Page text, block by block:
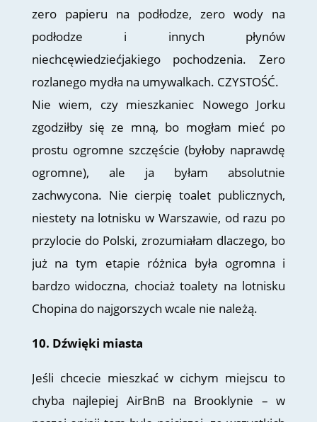
zero papieru na podłodze, zero wody na
podłodze i innych płynów
niechcęwiedziećjakiego pochodzenia. Zero
rozlanego mydła na umywalkach. CZYSTOŚĆ.
Nie wiem, czy mieszkaniec Nowego Jorku
zgodziłby się ze mną, bo mogłam mieć po
prostu ogromne szczęście (byłoby naprawdę
ogromne), ale ja byłam absolutnie
zachwycona. Nie cierpię toalet publicznych,
niestety na lotnisku w Warszawie, od razu po
przylocie do Polski, zrozumiałam dlaczego, bo
już na tym etapie różnica była ogromna i
bardzo widoczna, chociaż toalety na lotnisku
Chopina do najgorszych wcale nie należą.
10. Dźwięki miasta
Jeśli chcecie mieszkać w cichym miejscu to
chyba najlepiej AirBnB na Brooklynie – w